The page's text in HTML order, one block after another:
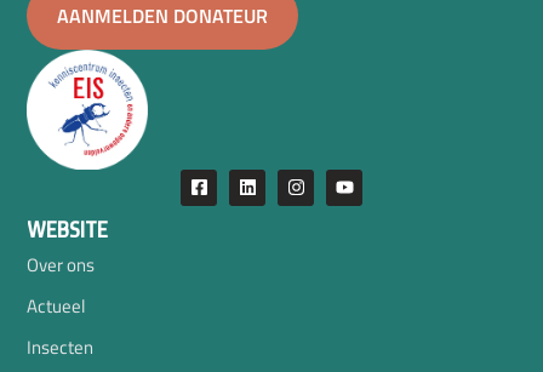
AANMELDEN DONATEUR
WEBSITE
Over ons
Actueel
Insecten